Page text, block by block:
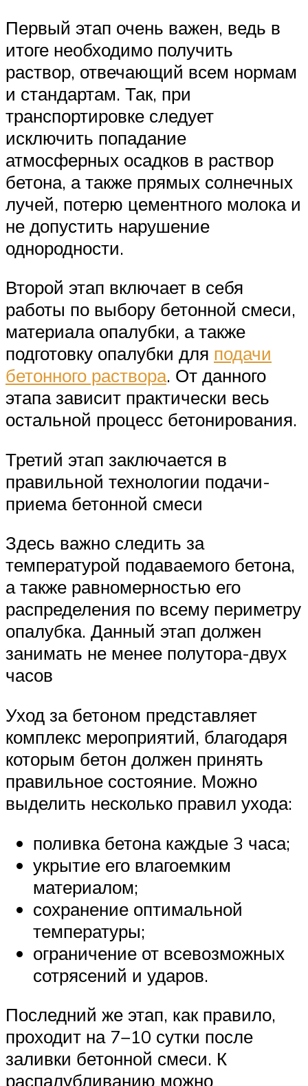
Первый этап очень важен, ведь в
итоге необходимо получить
раствор, отвечающий всем нормам
и стандартам. Так, при
транспортировке следует
исключить попадание
атмосферных осадков в раствор
бетона, а также прямых солнечных
лучей, потерю цементного молока и
не допустить нарушение
однородности.
Второй этап включает в себя
работы по выбору бетонной смеси,
материала опалубки, а также
подготовку опалубки для подачи
бетонного раствора. От данного
этапа зависит практически весь
остальной процесс бетонирования.
Третий этап заключается в
правильной технологии подачи-
приема бетонной смеси
Здесь важно следить за
температурой подаваемого бетона,
а также равномерностью его
распределения по всему периметру
опалубка. Данный этап должен
занимать не менее полутора-двух
часов
Уход за бетоном представляет
комплекс мероприятий, благодаря
которым бетон должен принять
правильное состояние. Можно
выделить несколько правил ухода:
поливка бетона каждые 3 часа;
укрытие его влагоемким
материалом;
сохранение оптимальной
температуры;
ограничение от всевозможных
сотрясений и ударов.
Последний же этап, как правило,
проходит на 7−10 сутки после
заливки бетонной смеси. К
распалубливанию можно